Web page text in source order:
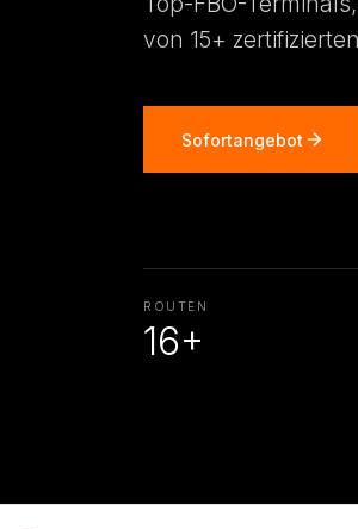
von 15+
Sofortangebot
ROUTEN
16+